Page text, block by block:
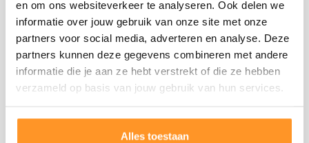
en om ons websiteverkeer te analyseren. Ook delen we
informatie over jouw gebruik van onze site met onze
partners voor social media, adverteren en analyse. Deze
partners kunnen deze gegevens combineren met andere
informatie die je aan ze hebt verstrekt of die ze hebben
verzameld op basis van jouw gebruik van hun services.
Alles toestaan
voorraad.
Let op! Deze tafel kan niet verzonden worden via onze
reguliere vervoerder i.v.m. het gewicht. U kunt uw tafel
afhalen in Cothen ofcontact opnemenmet Tim voor
Wij leveren diverse soorten Eiken of Douglas